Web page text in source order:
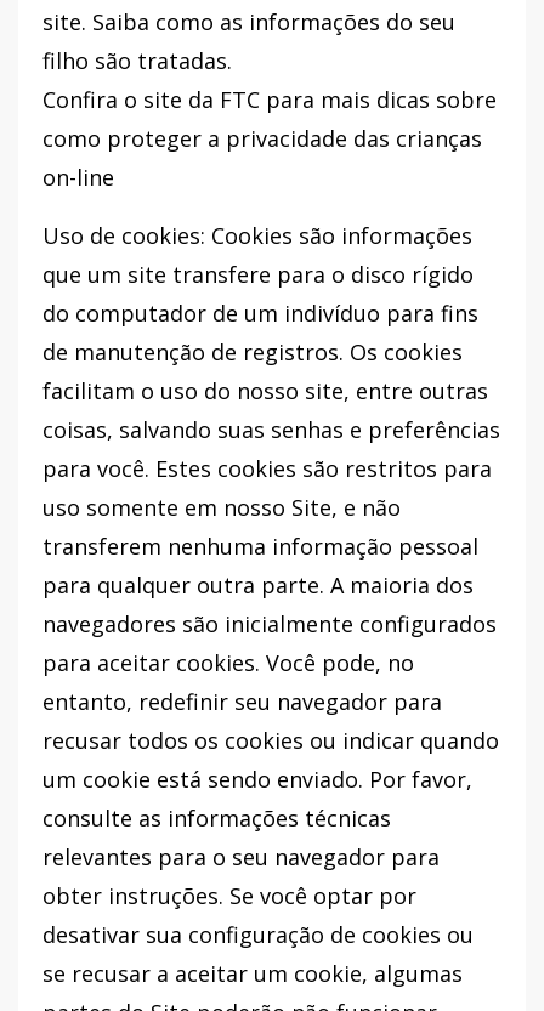
site. Saiba como as informações do seu
filho são tratadas.
Confira o site da FTC para mais dicas sobre
como proteger a privacidade das crianças
on-line
Uso de cookies: Cookies são informações
que um site transfere para o disco rígido
do computador de um indivíduo para fins
de manutenção de registros. Os cookies
facilitam o uso do nosso site, entre outras
coisas, salvando suas senhas e preferências
para você. Estes cookies são restritos para
uso somente em nosso Site, e não
transferem nenhuma informação pessoal
para qualquer outra parte. A maioria dos
navegadores são inicialmente configurados
para aceitar cookies. Você pode, no
entanto, redefinir seu navegador para
recusar todos os cookies ou indicar quando
um cookie está sendo enviado. Por favor,
consulte as informações técnicas
relevantes para o seu navegador para
obter instruções. Se você optar por
desativar sua configuração de cookies ou
se recusar a aceitar um cookie, algumas